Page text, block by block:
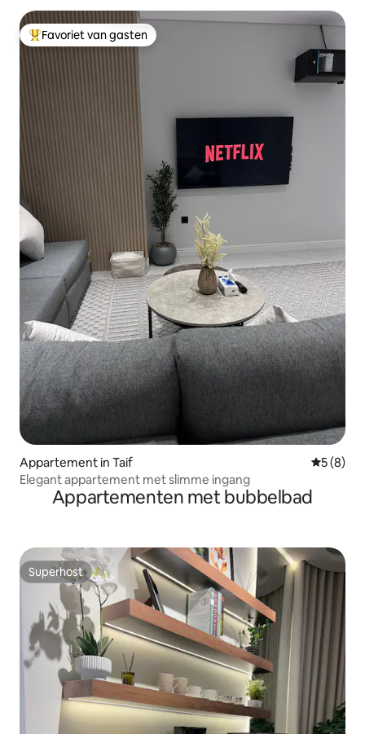
Topfavoriet van gasten
Favoriet van gasten
Appartement in Taif
5 (8)
Elegant appartement met slimme ingang
Appartementen met bubbelbad
Superhost
Superhost